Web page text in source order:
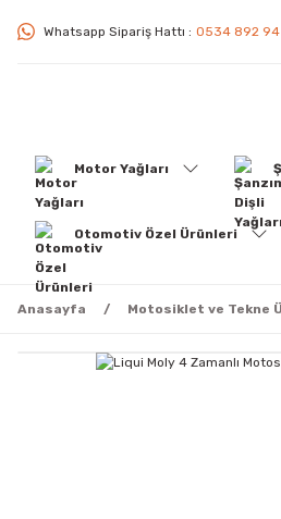
Whatsapp Sipariş Hattı : 0534 892
Motor Yağları
Otomotiv Özel Ürünleri
Anasayfa Motosiklet ve Tekne